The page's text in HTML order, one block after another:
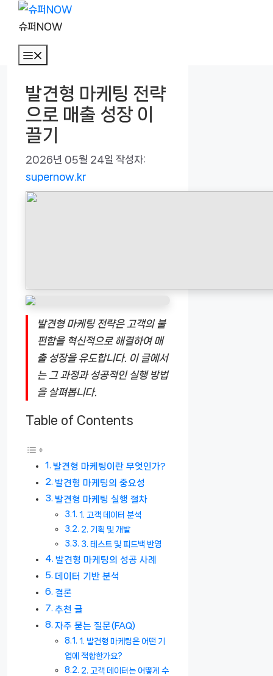
슈퍼NOW
발견형 마케팅 전략
으로 매출 성장 이
끌기
2026년 05월 24일 작성자:
supernow.kr
발견형 마케팅 전략은 고객의 불
편함을 혁신적으로 해결하여 매
출 성장을 유도합니다. 이 글에서
는 그 과정과 성공적인 실행 방법
을 살펴봅니다.
Table of Contents
발견형 마케팅이란 무엇인가?
발견형 마케팅의 중요성
발견형 마케팅 실행 절차
1. 고객 데이터 분석
2. 기획 및 개발
3. 테스트 및 피드백 반영
발견형 마케팅의 성공 사례
데이터 기반 분석
결론
추천 글
자주 묻는 질문(FAQ)
1. 발견형 마케팅은 어떤 기
업에 적합한가요?
2. 고객 데이터는 어떻게 수